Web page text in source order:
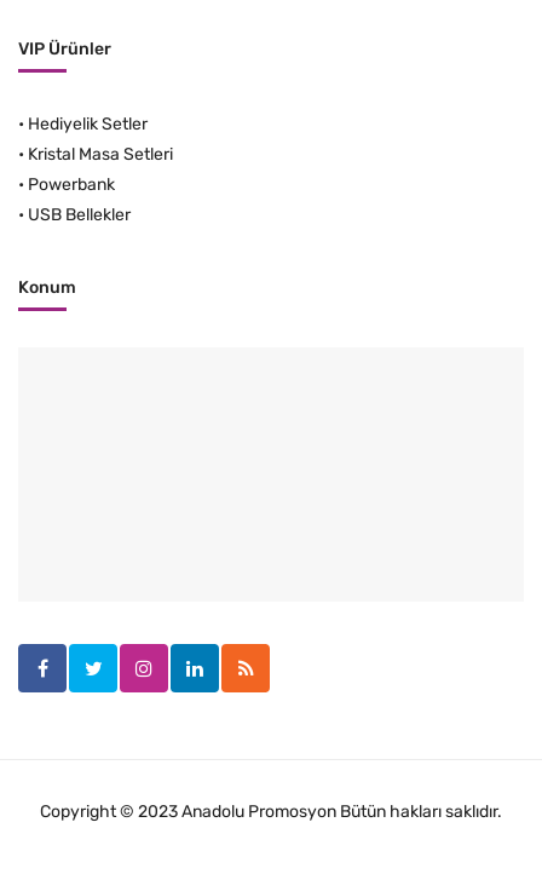
VIP Ürünler
• Hediyelik Setler
• Kristal Masa Setleri
• Powerbank
• USB Bellekler
Konum
Copyright © 2023 Anadolu Promosyon Bütün hakları saklıdır.